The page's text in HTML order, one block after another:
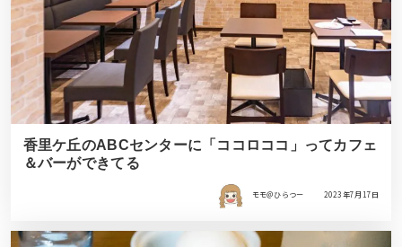
香里ケ丘のABCセンターに「ココロココ」ってカフェ
＆バーができてる
モモ＠ひらつー 2023年7月17日